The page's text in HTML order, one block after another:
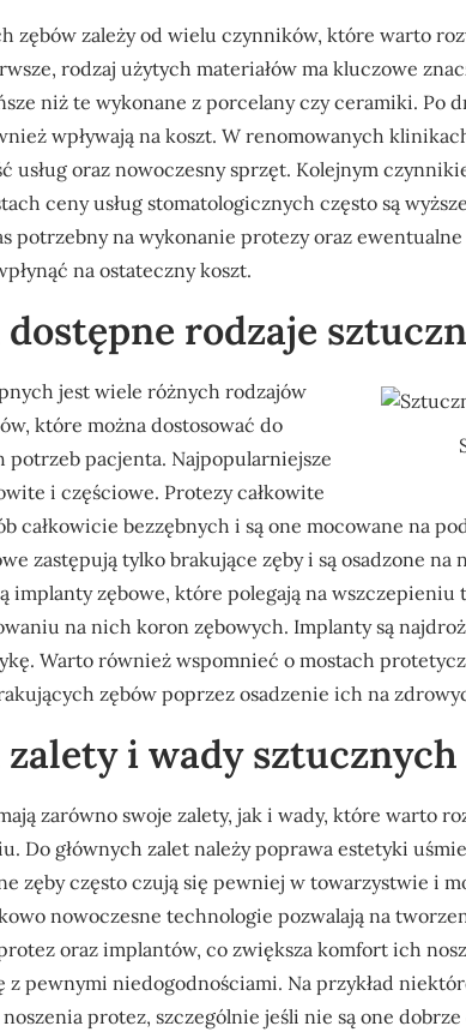
zębów zależy od wielu czynników, które warto
rodzaj użytych materiałów ma kluczowe
niż te wykonane z porcelany czy ceramiki. Po
wpływają na koszt. W renomowanych
usług oraz nowoczesny sprzęt. Kolejnym
ceny usług stomatologicznych często są
potrzebny na wykonanie protezy oraz
na ostateczny koszt.
dostępne rodzaje
jest wiele różnych rodzajów
które można dostosować do
pacjenta. Najpopularniejsze
i częściowe. Protezy całkowite
całkowicie bezzębnych i są one mocowane na
zastępują tylko brakujące zęby i są osadzone
implanty zębowe, które polegają na wszczepieniu
na nich koron zębowych. Implanty są
Warto również wspomnieć o mostach
zębów poprzez osadzenie ich na
zalety i wady sztucznych
zarówno swoje zalety, jak i wady, które warto
Do głównych zalet należy poprawa estetyki
zęby często czują się pewniej w towarzystwie i
nowoczesne technologie pozwalają na
oraz implantów, co zwiększa komfort ich
z pewnymi niedogodnościami. Na przykład
protez, szczególnie jeśli nie są one